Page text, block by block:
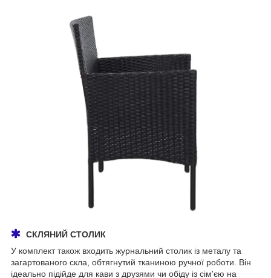
СКЛЯНИЙ СТОЛИК
У комплект також входить журнальний столик із металу та
загартованого скла, обтягнутий тканиною ручної роботи. Він
ідеально підійде для кави з друзями чи обіду із сім'єю на